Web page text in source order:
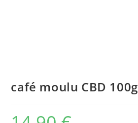
café moulu CBD 100g